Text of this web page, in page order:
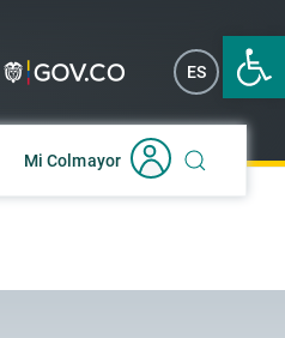
Abrir
ES EN
Mi Colmayor